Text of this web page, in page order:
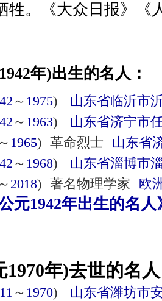
牲。《大众日报》《
年)出生的名人：
～ 1975) 山东省临沂市
～ 1963) 山东省济宁市
～ 1965) 革命烈士 山东省
～ 1968) 山东省淄博市
～ 2018) 著名物理学家 欧
元1942年出生的名人
年)去世的名
～ 1970) 山东省潍坊市